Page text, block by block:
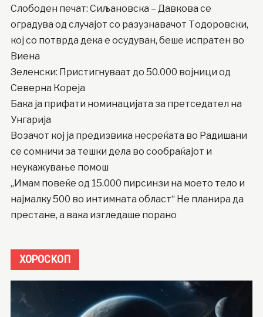
Слободен печат: Сиљановска – Давкова се
оградува од случајот со разузнавачот Тодоровски,
кој со потврда дека е осудуван, беше испратен во
Виена
Зеленски: Пристигнуваат до 50.000 војници од
Северна Кореја
Бака ја прифати номинацијата за претседател на
Унгарија
Возачот кој ја предизвика несреќата во Радишани
се сомничи за тешки дела во сообраќајот и
неукажување помош
„Имам повеќе од 15.000 пирсинзи на моето тело и
најмалку 500 во интимната област“ Не планира да
престане, а вака изгледаше порано
ХОРОСКОП